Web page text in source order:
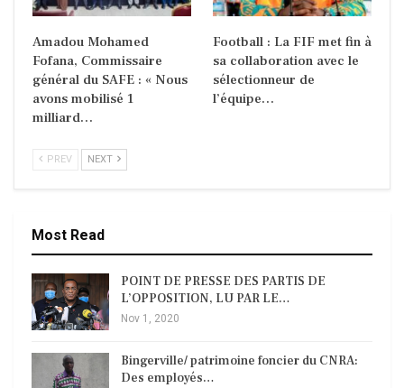
Amadou Mohamed
Fofana, Commissaire
général du SAFE : « Nous
avons mobilisé 1
milliard…
Football : La FIF met fin à
sa collaboration avec le
sélectionneur de
l’équipe…
PREV NEXT
Most Read
POINT DE PRESSE DES PARTIS DE
L’OPPOSITION, LU PAR LE…
Nov 1, 2020
Bingerville/ patrimoine foncier du CNRA:
Des employés…